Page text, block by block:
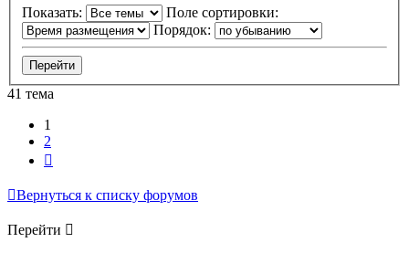
Показать:
Поле сортировки:
Порядок:
41 тема
1
2
Вернуться к списку форумов
Перейти